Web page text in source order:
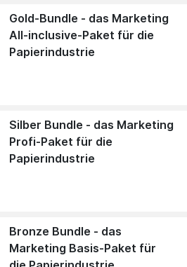
Gold-Bundle - das Marketing
All-inclusive-Paket für die
Papierindustrie
Silber Bundle - das Marketing
Profi-Paket für die
Papierindustrie
Bronze Bundle - das
Marketing Basis-Paket für